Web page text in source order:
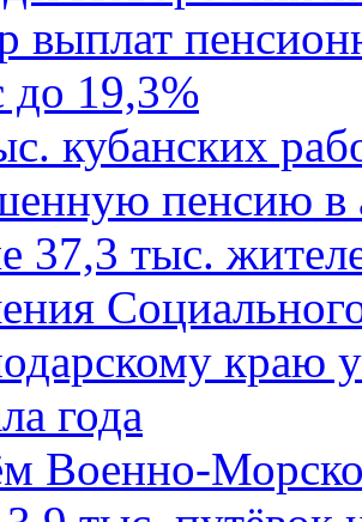
выплат
до 19,3%
кубанских
пенсию в
37,3 тыс.
краю
года
Военно-